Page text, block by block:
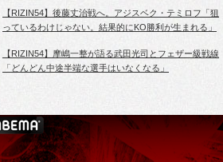
【RIZIN54】後藤丈治戦へ。アジスベク・テミロフ「狙
っているわけじゃない。結果的にKO勝利が生まれる」
【RIZIN54】摩嶋一整が語る武田光司とフェザー級戦線
「どんどん中途半端な選手はいなくなる」